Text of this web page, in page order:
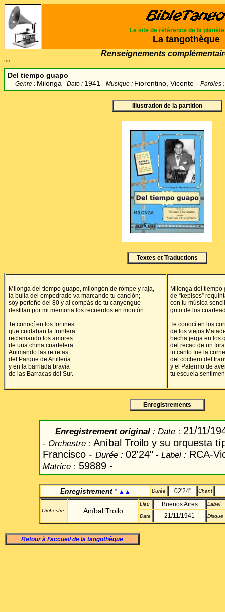
Le site de référence de la planète
La tangothèque
Renseignements
°°
Del tiempo guapo
Genre : Milonga - Date : 1941 - Musique : Fiorentino, Vicente - Paroles :
Illustration de la partition
Textes et Traductions
Milonga del tiempo guapo, milongón de rompe y raja,
la bulla del empedrado va marcando tu canción;
soy porteño del 80 y al compás de tu canyengue
desfilan por mi memoria los recuerdos en montón.
Te conocí en los fortines
que cuidaban la frontera
reclamando los amores
de una china cuartelera.
Animando las retretas
del Parque de Artillería
y en la barriada bravía
de las Barracas del Sur.
Milonga del
de “kepises”
con tu música
grito de los
Te conocí en los
de los viejos
hecha jerga en los
del recao de un
tu canto fue la
del cochero del
y el Palermo de
tu escuela
Enregistrements
Enregistrement original : Date : 21/11/
- Orchestre : Aníbal Troilo y su orquesta
Francisco - Durée : 02'24" - Label : RCA-
Matrice : 59889 -
Enregistrement * ▲▲ Durée 02'24" Chant
Orchestre Aníbal Troilo
Lieu Buenos Aires Label
Date 21/11/1941 Disque
Retour à l’accueil de la tangothèque